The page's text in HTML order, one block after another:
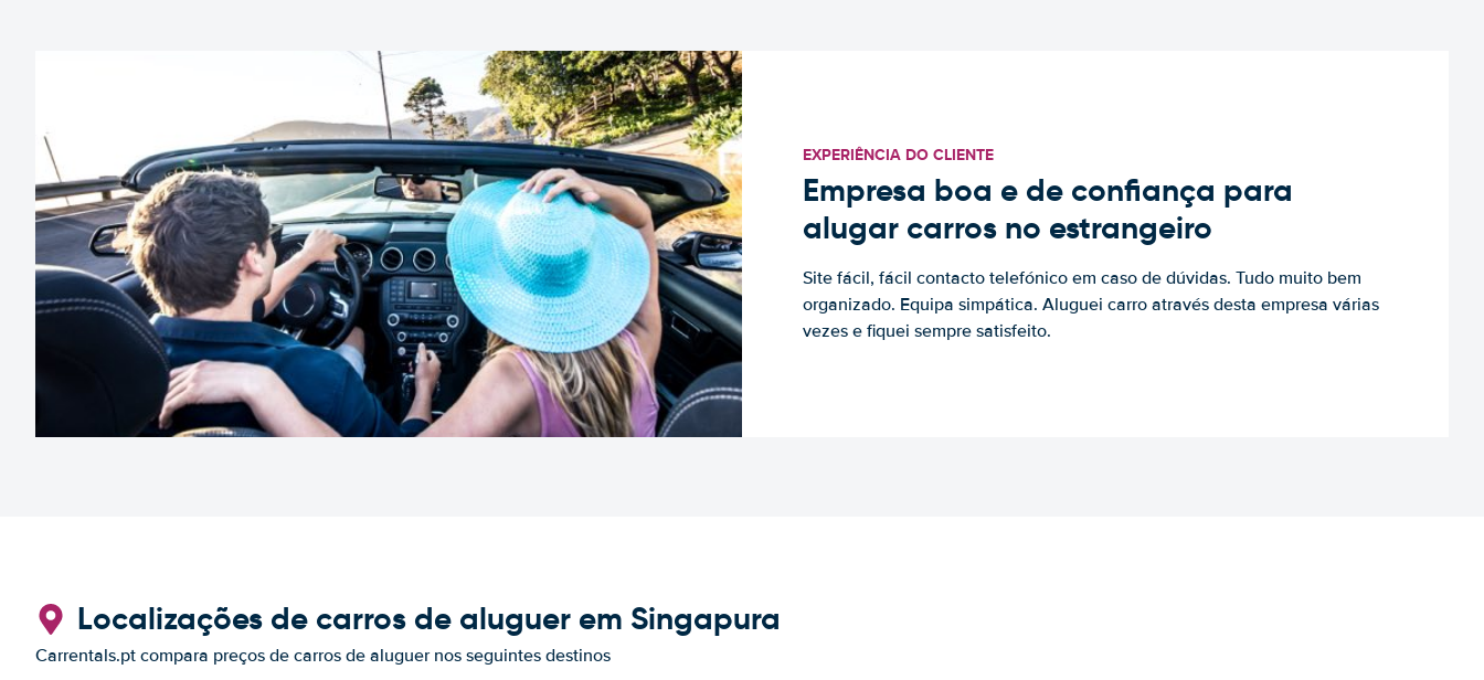
EXPERIÊNCIA DO CLIENTE
Empresa boa e de confiança para
alugar carros no estrangeiro
Site fácil, fácil contacto telefónico em caso de dúvidas. Tudo muito bem
organizado. Equipa simpática. Aluguei carro através desta empresa várias
vezes e fiquei sempre satisfeito.
Localizações de carros de aluguer em Singapura
Carrentals.pt compara preços de carros de aluguer nos seguintes destinos